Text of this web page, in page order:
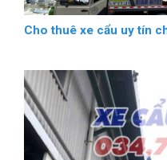
Cho thuê xe cẩu uy tín